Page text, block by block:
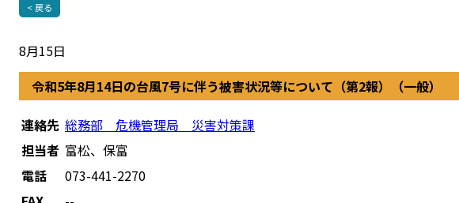
< 戻る
8月15日
令和5年8月14日の台風7号に伴う被害状況等について（第2報）（一般）
連絡先 総務部 危機管理局 災害対策課
担当者 富松、保富
電話
073-441-2270